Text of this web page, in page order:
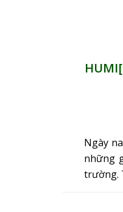
Ngày
những
trường.